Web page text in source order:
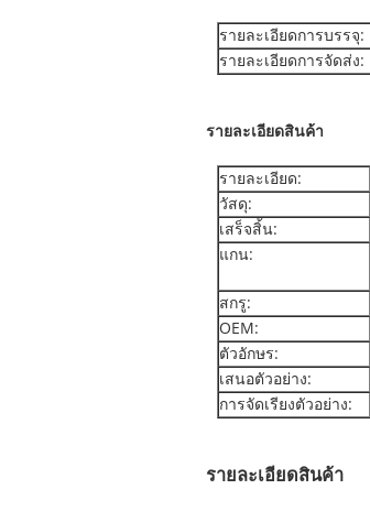
รายละเอียดการบรรจุ:
รายละเอียดการจัดส่ง:
รายละเอียดสินค้า
รายละเอียด:
วัสดุ:
เสร็จสิ้น:
แกน:
สกรู:
OEM:
ตัวอักษร:
เสนอตัวอย่าง:
การจัดเรียงตัวอย่าง:
รายละเอียดสินค้า